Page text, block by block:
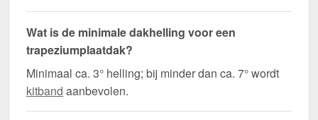
Wat is de minimale dakhelling voor een
trapeziumplaatdak?
Minimaal ca. 3° helling; bij minder dan ca. 7° wordt
kitband aanbevolen.